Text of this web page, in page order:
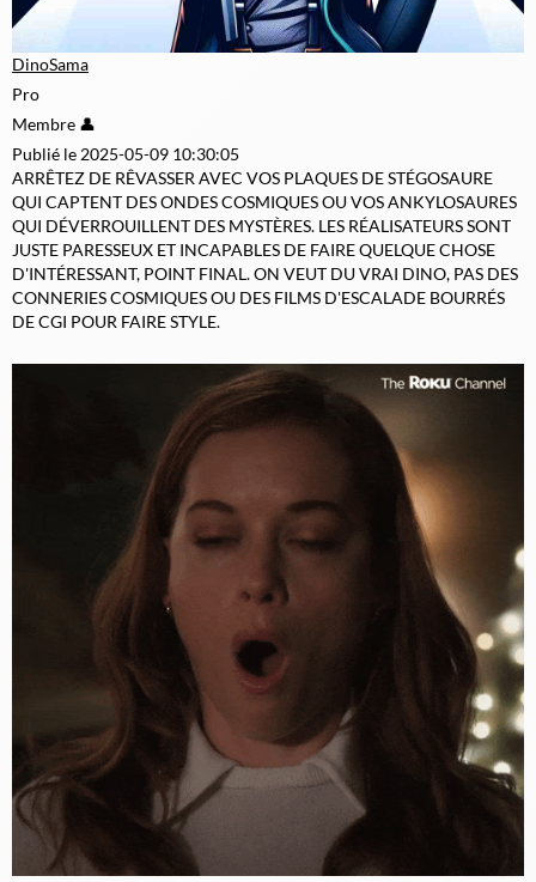
DinoSama
Pro
Membre 👤
Publié le 2025-05-09 10:30:05
ARRÊTEZ DE RÊVASSER AVEC VOS PLAQUES DE STÉGOSAURE
QUI CAPTENT DES ONDES COSMIQUES OU VOS ANKYLOSAURES
QUI DÉVERROUILLENT DES MYSTÈRES. LES RÉALISATEURS SONT
JUSTE PARESSEUX ET INCAPABLES DE FAIRE QUELQUE CHOSE
D'INTÉRESSANT, POINT FINAL. ON VEUT DU VRAI DINO, PAS DES
CONNERIES COSMIQUES OU DES FILMS D'ESCALADE BOURRÉS
DE CGI POUR FAIRE STYLE.